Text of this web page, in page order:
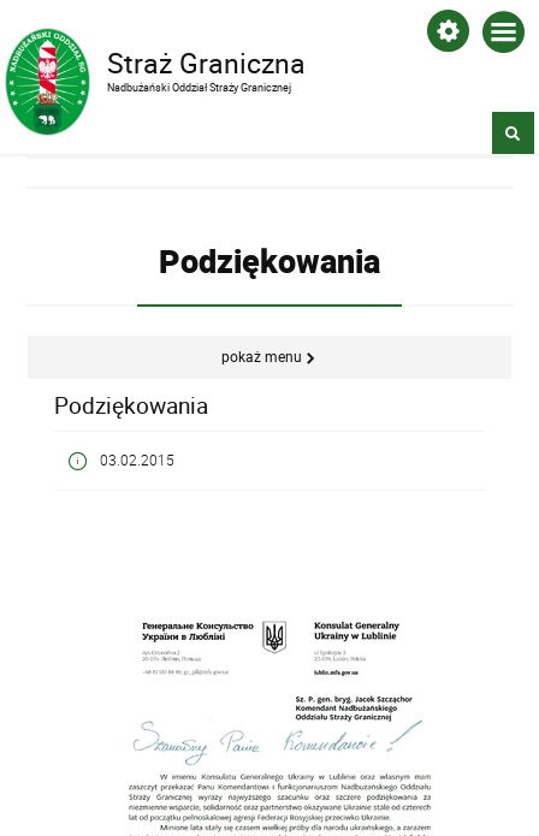
Straż Graniczna
Nadbużański Oddział Straży Granicznej
Podziękowania
pokaż menu
Podziękowania
03.02.2015